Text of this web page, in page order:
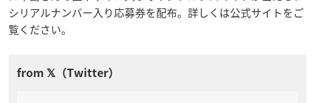
シリアルナンバー入り応募券を配布。詳しくは公式サイトをご
覧ください。